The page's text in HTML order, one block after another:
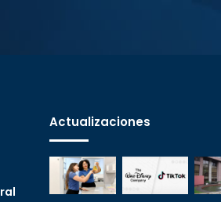
Actualizaciones